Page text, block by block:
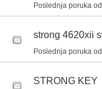
Poslednja poruka od
strong 4620xii
Poslednja poruka od
STRONG KEY